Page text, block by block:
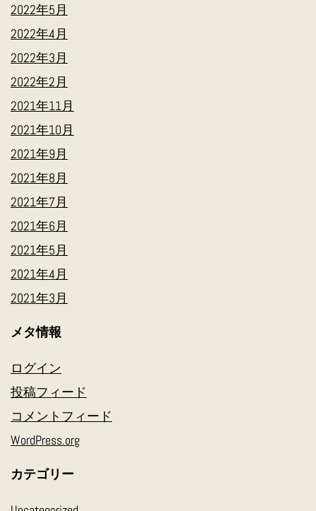
2022年5月
2022年4月
2022年3月
2022年2月
2021年11月
2021年10月
2021年9月
2021年8月
2021年7月
2021年6月
2021年5月
2021年4月
2021年3月
メタ情報
ログイン
投稿フィード
コメントフィード
WordPress.org
カテゴリー